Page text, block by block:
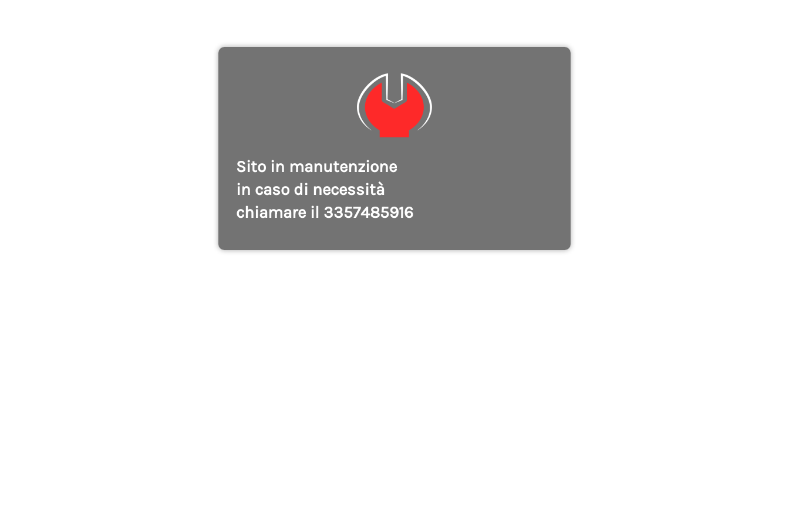
Sito in manutenzione
in caso di necessità
chiamare il 3357485916